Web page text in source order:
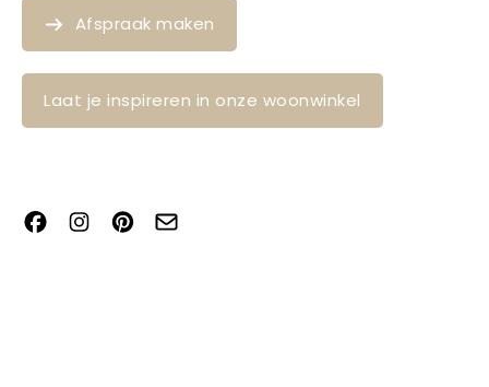
Afspraak maken
Laat je inspireren in onze woonwinkel